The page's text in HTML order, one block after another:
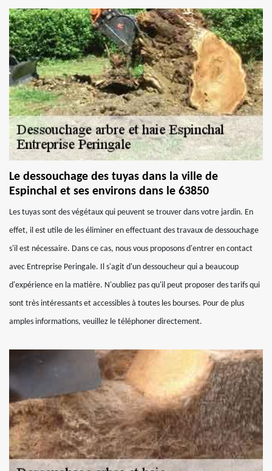
Le dessouchage des tuyas dans la ville de
Espinchal et ses environs dans le 63850
Les tuyas sont des végétaux qui peuvent se trouver dans votre jardin. En
effet, il est utile de les éliminer en effectuant des travaux de dessouchage
s'il est nécessaire. Dans ce cas, nous vous proposons d'entrer en contact
avec Entreprise Peringale. Il s'agit d'un dessoucheur qui a beaucoup
d'expérience en la matière. N'oubliez pas qu'il peut proposer des tarifs qui
sont très intéressants et accessibles à toutes les bourses. Pour de plus
amples informations, veuillez le téléphoner directement.